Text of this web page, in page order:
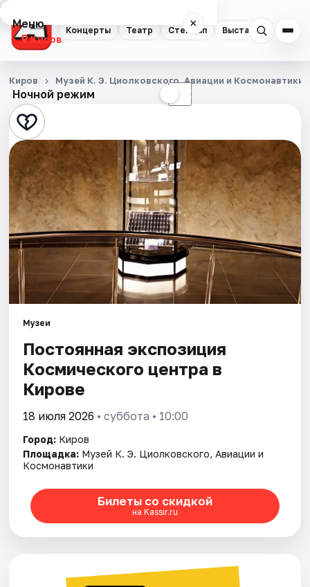
Концерты Театр Стендап Выставки
Меню ×
Киров
Концерты
Театр
Стендап
Выставки
Квесты
Экскурсии
Спорт
События
Города
Площадки
Артисты
Рейтинги
Ночной режим ☾
Киров Музей К. Э. Циолковского, Авиации и Космонавтики
Музеи
Постоянная экспозиция
Космического центра в
Кирове
18 июля 2026 • суббота • 10:00
Город: Киров
Площадка: Музей К. Э. Циолковского, Авиации и
Космонавтики
Билеты со скидкой
на Kassir.ru